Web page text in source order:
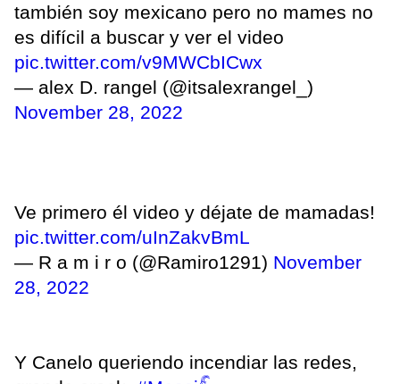
también soy mexicano pero no mames no
es difícil a buscar y ver el video
pic.twitter.com/v9MWCbICwx
— alex D. rangel (@itsalexrangel_)
November 28, 2022
Ve primero él video y déjate de mamadas!
pic.twitter.com/uInZakvBmL
— R a m i r o (@Ramiro1291) November
28, 2022
Y Canelo queriendo incendiar las redes,